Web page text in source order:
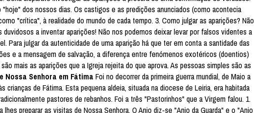
dos nossos dias. Os castigos e as predições anunciados (como acontecia
"crítica", à realidade do mundo de cada tempo. 3. Como julgar as aparições? Não
a inventar aparições! Não nos podemos deixar levar por falsos videntes a
julgar da autenticidade de uma aparição há que ter em conta a santidade das
e a mensagem de salvação, a diferença entre fenómenos exotéricos (doentios)
mais as aparições que a Igreja rejeita do que aprova. As pessoas simples são as
Nossa Senhora em Fátima Foi no decorrer da primeira guerra mundial, de Maio a
de Fátima. Esta pequena aldeia, situada na diocese de Leiria, era habitada
pastores de rebanhos. Foi a três "Pastorinhos" que a Virgem falou. 1.
preparar as visitas de Nossa Senhora. O Anjo diz-se "Anjo da Guarda" e o "Anjo